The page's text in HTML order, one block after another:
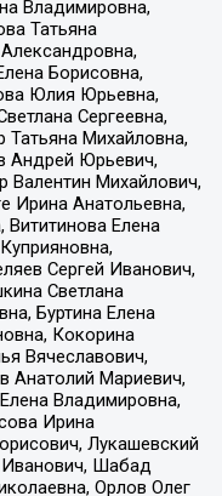
Владимировна,
Татьяна
Борисовна,
Юлия Юрьевна,
Сергеевна,
Михайловна,
Андрей Юрьевич,
Валентин Михайлович,
Ирина Анатольевна,
Елена
Сергей Иванович,
Светлана
Буртина Елена
Кокорина
Вячеславович,
Анатолий Мариевич,
Владимировна,
Ирина
Лукашевский
Иванович, Шабад
Орлов Олег